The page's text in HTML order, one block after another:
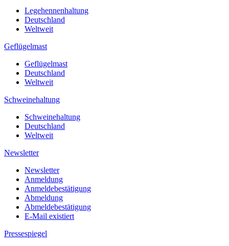
Legehennenhaltung
Deutschland
Weltweit
Geflügelmast
Geflügelmast
Deutschland
Weltweit
Schweinehaltung
Schweinehaltung
Deutschland
Weltweit
Newsletter
Newsletter
Anmeldung
Anmeldebestätigung
Abmeldung
Abmeldebestätigung
E-Mail existiert
Pressespiegel